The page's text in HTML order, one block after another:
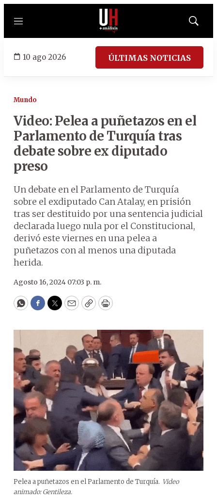
Menú
Mostrar
10 ago 2026 ÚLTIMAS NOTICIAS
Mundo
Video: Pelea a puñetazos en el
Parlamento de Turquía tras
debate sobre ex diputado
preso
Un debate en el Parlamento de Turquía
sobre el exdiputado Can Atalay, en prisión
tras ser destituido por una sentencia judicial
declarada luego nula por el Constitucional,
derivó este viernes en una pelea a
puñetazos con al menos una diputada
herida.
Agosto 16, 2024 07:03 p. m.
WhatsApp
Facebook
Twitter
EmailCopyPrint
Pelea a puñetazos en el Parlamento de Turquía. Video
animado: Gentileza.